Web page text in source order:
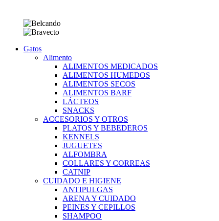
Gatos
Alimento
ALIMENTOS MEDICADOS
ALIMENTOS HUMEDOS
ALIMENTOS SECOS
ALIMENTOS BARF
LÁCTEOS
SNACKS
ACCESORIOS Y OTROS
PLATOS Y BEBEDEROS
KENNELS
JUGUETES
ALFOMBRA
COLLARES Y CORREAS
CATNIP
CUIDADO E HIGIENE
ANTIPULGAS
ARENA Y CUIDADO
PEINES Y CEPILLOS
SHAMPOO